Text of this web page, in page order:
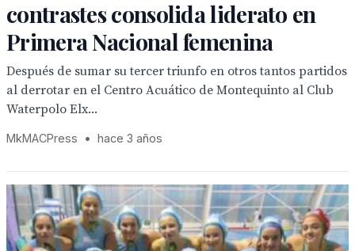
contrastes consolida liderato en
Primera Nacional femenina
Después de sumar su tercer triunfo en otros tantos partidos
al derrotar en el Centro Acuático de Montequinto al Club
Waterpolo Elx...
MkMACPress • hace 3 años